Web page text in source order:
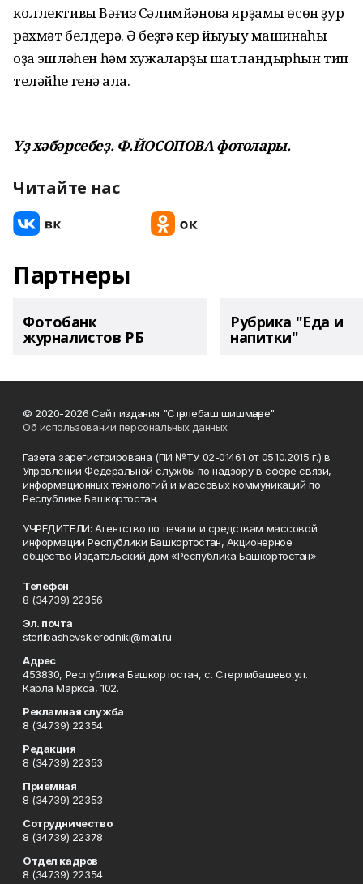
коллективы Вәғиз Сәлимйәновҡа ярҙамы өсөн ҙур
рәхмәт белдерә. Ә беҙгә кер йыуыу машинаһы
оҙаҡ эшләһен һәм хужаларҙы шатландырһын тип
теләйһе генә ҡала.
Үҙ хәбәрсебеҙ. Ф.ЙОСОПОВА фотолары.
Читайте нас
Партнеры
Фотобанк
журналистов РБ
Рубрика "Еда и
напитки"
© 2020-2026 Сайт издания "Стәрлебаш шишмәләре"
Об использовании персональных данных
Газета зарегистрирована (ПИ №ТУ 02-01461 от 05.10.2015 г.) в
Управлении Федеральной службы по надзору в сфере связи,
информационных технологий и массовых коммуникаций по
Республике Башкортостан.
УЧРЕДИТЕЛИ: Агентство по печати и средствам массовой
информации Республики Башкортостан, Акционерное
общество Издательский дом «Республика Башкортостан».
Телефон
8 (34739) 22356
Эл. почта
sterlibashevskierodniki@mail.ru
Адрес
453830, Республика Башкортостан, c. Стерлибашево,ул.
Карла Маркса, 102.
Рекламная служба
8 (34739) 22354
Редакция
8 (34739) 22353
Приемная
8 (34739) 22353
Сотрудничество
8 (34739) 22378
Отдел кадров
8 (34739) 22354